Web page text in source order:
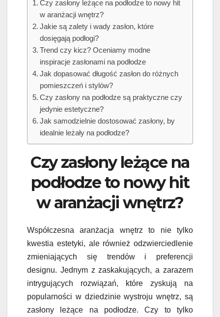
Czy zasłony leżące na podłodze to nowy hit
w aranżacji wnętrz?
Jakie są zalety i wady zasłon, które
dosięgają podłogi?
Trend czy kicz? Oceniamy modne
inspiracje zasłonami na podłodze
Jak dopasować długość zasłon do różnych
pomieszczeń i stylów?
Czy zasłony na podłodze są praktyczne czy
jedynie estetyczne?
Jak samodzielnie dostosować zasłony, by
idealnie leżały na podłodze?
Czy zasłony leżące na
podłodze to nowy hit
w aranżacji wnętrz?
Współczesna aranżacja wnętrz to nie tylko
kwestia estetyki, ale również odzwierciedlenie
zmieniających się trendów i preferencji
designu. Jednym z zaskakujących, a zarazem
intrygujących rozwiązań, które zyskują na
popularności w dziedzinie wystroju wnętrz, są
zasłony leżące na podłodze. Czy to tylko